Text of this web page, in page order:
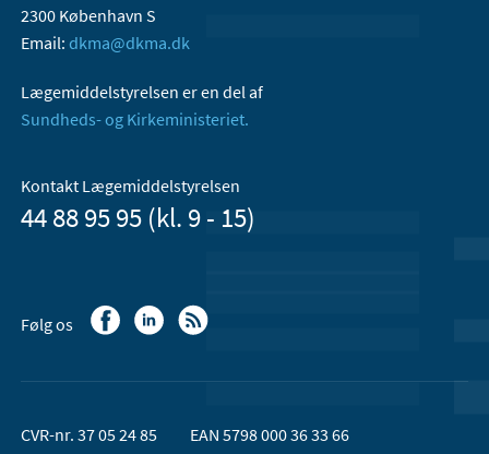
2300 København S
Email: dkma@dkma.dk
Lægemiddelstyrelsen er en del af
Sundheds- og Kirkeministeriet.
Kontakt Lægemiddelstyrelsen
44 88 95 95 (kl. 9 - 15)
Følg os
CVR-nr. 37 05 24 85 EAN 5798 000 36 33 66